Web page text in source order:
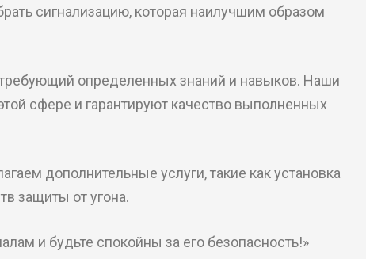
сигнализацию, которая наилучшим образом
определенных знаний и навыков. Наши
сфере и гарантируют качество выполненных
дополнительные услуги, такие как установка
защиты от угона.
и будьте спокойны за его безопасность!»